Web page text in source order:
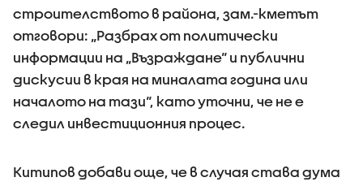
строителството в района, зам.-кметът
отговори: „Разбрах от политически
информации на „Възраждане“ и публични
дискусии в края на миналата година или
началото на тази“, като уточни, че не е
следил инвестиционния процес.
Китипов добави още, че в случая става дума